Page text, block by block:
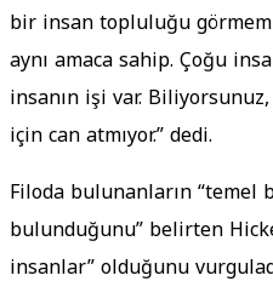
bir insan topluluğu
aynı amaca sahip. Çoğu
insanın işi var.
için can atmıyor.” dedi.
Filoda bulunanların
bulunduğunu” belirten
insanlar” olduğunu